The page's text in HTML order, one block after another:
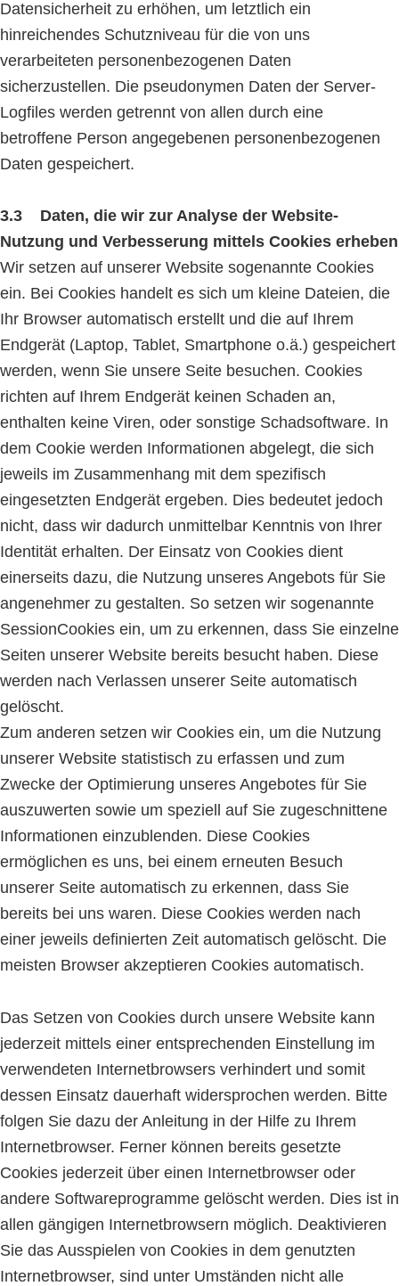
Datensicherheit zu erhöhen, um letztlich ein
hinreichendes Schutzniveau für die von uns
verarbeiteten personenbezogenen Daten
sicherzustellen. Die pseudonymen Daten der Server-
Logfiles werden getrennt von allen durch eine
betroffene Person angegebenen personenbezogenen
Daten gespeichert.
3.3 Daten, die wir zur Analyse der Website-
Nutzung und Verbesserung mittels Cookies erheben
Wir setzen auf unserer Website sogenannte Cookies
ein. Bei Cookies handelt es sich um kleine Dateien, die
Ihr Browser automatisch erstellt und die auf Ihrem
Endgerät (Laptop, Tablet, Smartphone o.ä.) gespeichert
werden, wenn Sie unsere Seite besuchen. Cookies
richten auf Ihrem Endgerät keinen Schaden an,
enthalten keine Viren, oder sonstige Schadsoftware. In
dem Cookie werden Informationen abgelegt, die sich
jeweils im Zusammenhang mit dem spezifisch
eingesetzten Endgerät ergeben. Dies bedeutet jedoch
nicht, dass wir dadurch unmittelbar Kenntnis von Ihrer
Identität erhalten. Der Einsatz von Cookies dient
einerseits dazu, die Nutzung unseres Angebots für Sie
angenehmer zu gestalten. So setzen wir sogenannte
Session­Cookies ein, um zu erkennen, dass Sie einzelne
Seiten unserer Website bereits besucht haben. Diese
werden nach Verlassen unserer Seite automatisch
gelöscht.
Zum anderen setzen wir Cookies ein, um die Nutzung
unserer Website statistisch zu erfassen und zum
Zwecke der Optimierung unseres Angebotes für Sie
auszuwerten sowie um speziell auf Sie zugeschnittene
Informationen einzublenden. Diese Cookies
ermöglichen es uns, bei einem erneuten Besuch
unserer Seite automatisch zu erkennen, dass Sie
bereits bei uns waren. Diese Cookies werden nach
einer jeweils definierten Zeit automatisch gelöscht. Die
meisten Browser akzeptieren Cookies automatisch.
Das Setzen von Cookies durch unsere Website kann
jederzeit mittels einer entsprechenden Einstellung im
verwendeten Internetbrowsers verhindert und somit
dessen Einsatz dauerhaft widersprochen werden. Bitte
folgen Sie dazu der Anleitung in der Hilfe zu Ihrem
Internetbrowser. Ferner können bereits gesetzte
Cookies jederzeit über einen Internetbrowser oder
andere Softwareprogramme gelöscht werden. Dies ist in
allen gängigen Internetbrowsern möglich. Deaktivieren
Sie das Ausspielen von Cookies in dem genutzten
Internetbrowser, sind unter Umständen nicht alle